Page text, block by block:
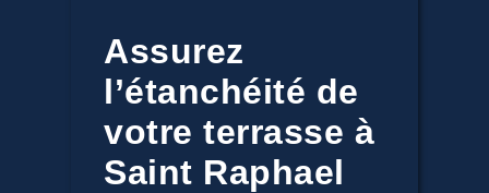
Assurez
l’étanchéité de
votre terrasse à
Saint Raphael